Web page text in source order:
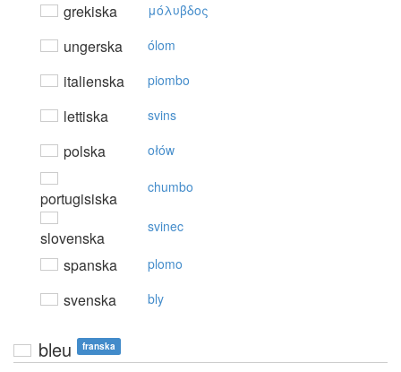
grekiska μόλυβδoς
ungerska ólom
italienska piombo
lettiska svins
polska ołów
portugisiska
chumbo
slovenska
svinec
spanska plomo
svenska bly
bleu franska